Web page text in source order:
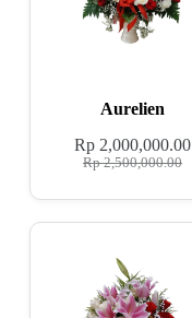
Aurelien
Rp2,500,000.00
Rp2,000,000.00